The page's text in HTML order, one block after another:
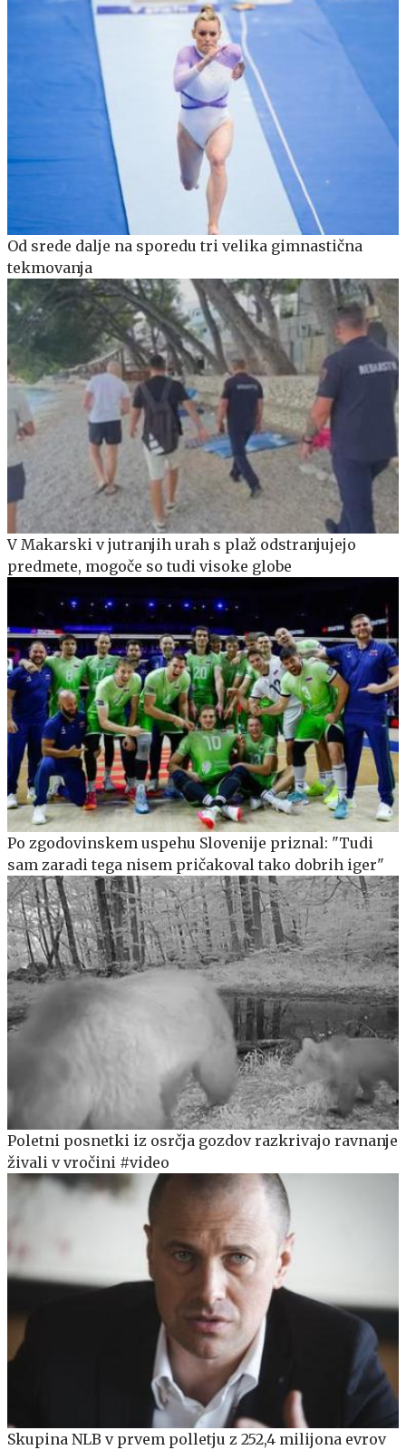
Od srede dalje na sporedu tri velika gimnastična
tekmovanja
V Makarski v jutranjih urah s plaž odstranjujejo
predmete, mogoče so tudi visoke globe
Po zgodovinskem uspehu Slovenije priznal: "Tudi
sam zaradi tega nisem pričakoval tako dobrih iger"
Poletni posnetki iz osrčja gozdov razkrivajo ravnanje
živali v vročini #video
Skupina NLB v prvem polletju z 252,4 milijona evrov